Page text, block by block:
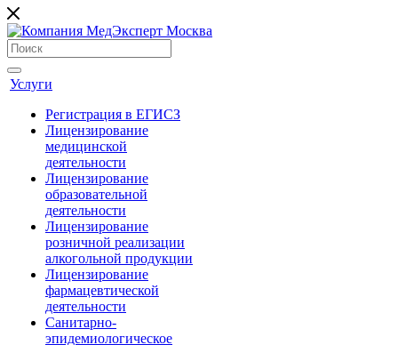
Услуги
Регистрация в ЕГИСЗ
Лицензирование
медицинской
деятельности
Лицензирование
образовательной
деятельности
Лицензирование
розничной реализации
алкогольной продукции
Лицензирование
фармацевтической
деятельности
Санитарно-
эпидемиологическое